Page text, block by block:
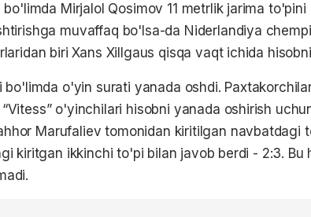
bo'limda Mirjalol Qosimov 11 metrlik jarima
muvaffaq bo'lsa-da Niderlandiya
biri Xans Xillgaus qisqa vaqt ichida
bo'limda o'yin surati yanada oshdi.
o'yinchilari hisobni yanada oshirish
Marufaliev tomonidan kiritilgan navbatdagi
kiritgan ikkinchi to'pi bilan javob berdi - 2:3. Bu